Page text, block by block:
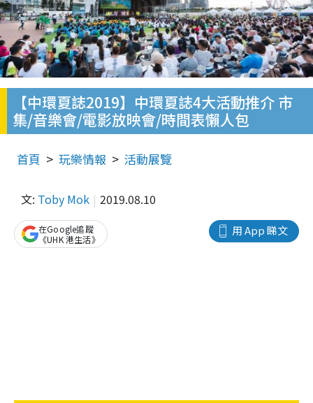
【中環夏誌2019】中環夏誌4大活動推介 市
集/音樂會/電影放映會/時間表懶人包
首頁 玩樂情報 活動展覽
文: Toby Mok 2019.08.10
用 App 睇文
在Google追蹤
《UHK 港生活》